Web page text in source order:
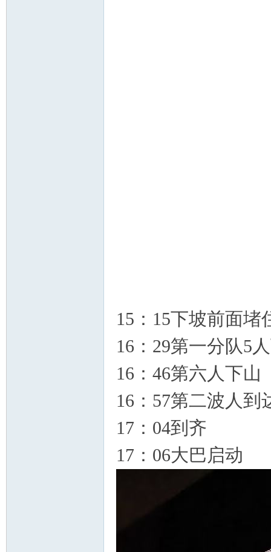
15：15下坡前面堵
16：29第一分队5
16：46第六人下山
16：57第二波人到
17：04到齐
17：06大巴启动